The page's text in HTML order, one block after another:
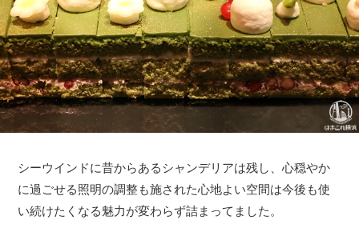
シーウインドに昔からあるシャンデリアは残し、心穏やか
に過ごせる照明の調整も施された心地よい空間は今後も使
い続けたくなる魅力が変わらず詰まってました。